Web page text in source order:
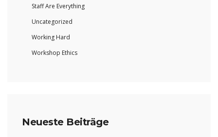
Staff Are Everything
Uncategorized
Working Hard
Workshop Ethics
Neueste Beiträge